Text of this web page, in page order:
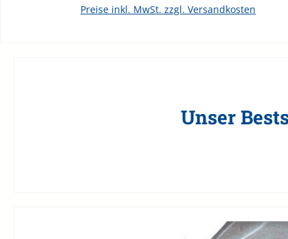
Preise inkl. MwSt. zzgl. Versandkosten
Unser